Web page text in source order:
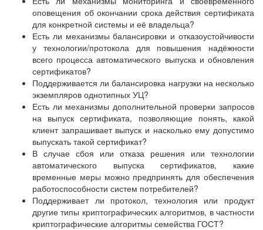
оповещения об окончании срока действия сертификата
для конкретной системы и её владельца?
Есть ли механизмы балансировки и отказоустойчивости
у технологии/протокола для повышения надёжности
всего процесса автоматического выпуска и обновления
сертификатов?
Поддерживается ли балансировка нагрузки на несколько
экземпляров однотипных УЦ?
Есть ли механизмы дополнительной проверки запросов
на выпуск сертификата, позволяющие понять, какой
клиент запрашивает выпуск и насколько ему допустимо
выпускать такой сертификат?
В случае сбоя или отказа решения или технологии
автоматического выпуска сертификатов, какие
временные меры можно предпринять для обеспечения
работоспособности систем потребителей?
Поддерживает ли протокол, технология или продукт
другие типы криптографических алгоритмов, в частности
криптографические алгоритмы семейства ГОСТ?